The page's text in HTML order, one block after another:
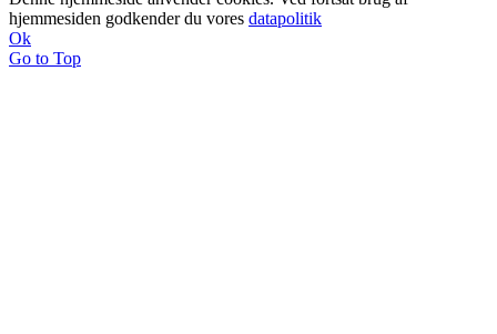
hjemmesiden godkender du vores datapolitik
Ok
Go to Top